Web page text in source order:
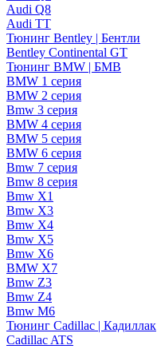
Audi Q8
Audi TT
Тюнинг Bentley | Бентли
Bentley Continental GT
Тюнинг BMW | БМВ
BMW 1 серия
BMW 2 серия
Bmw 3 серия
BMW 4 серия
BMW 5 серия
BMW 6 серия
Bmw 7 серия
Bmw 8 серия
Bmw X1
Bmw X3
Bmw X4
Bmw X5
Bmw X6
BMW X7
Bmw Z3
Bmw Z4
Bmw М6
Тюнинг Cadillac | Кадиллак
Cadillac ATS